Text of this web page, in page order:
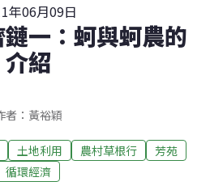
年06月09日
一：蚵與蚵農的
介紹
者：黃裕穎
土地利用 農村草根行
芳苑
循環經濟